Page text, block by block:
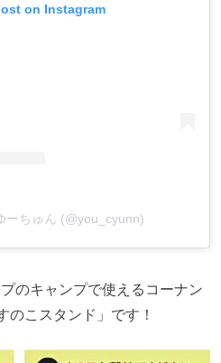
on Instagram
ーちゅん (@you_cyunn)
のキャンプで使えるコーナン
こスタンド」です！